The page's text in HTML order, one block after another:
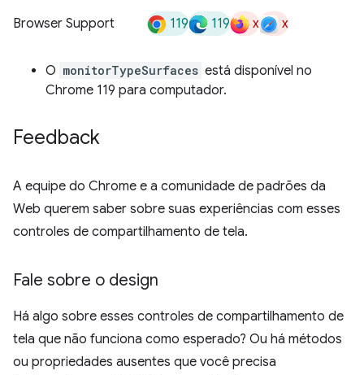
Browser Support 119 119 x x
O monitorTypeSurfaces está disponível no
Chrome 119 para computador.
Feedback
A equipe do Chrome e a comunidade de padrões da
Web querem saber sobre suas experiências com esses
controles de compartilhamento de tela.
Fale sobre o design
Há algo sobre esses controles de compartilhamento de
tela que não funciona como esperado? Ou há métodos
ou propriedades ausentes que você precisa